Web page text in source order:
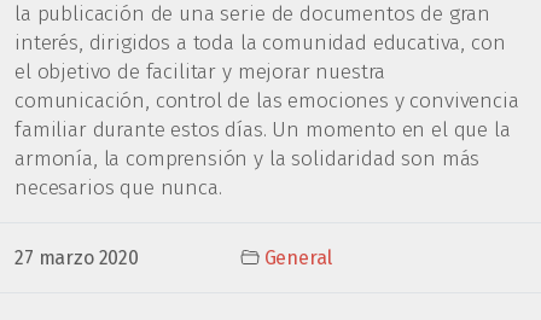
la publicación de una serie de documentos de gran
interés, dirigidos a toda la comunidad educativa, con
el objetivo de facilitar y mejorar nuestra
comunicación, control de las emociones y convivencia
familiar durante estos días. Un momento en el que la
armonía, la comprensión y la solidaridad son más
necesarios que nunca.
27 marzo 2020 General